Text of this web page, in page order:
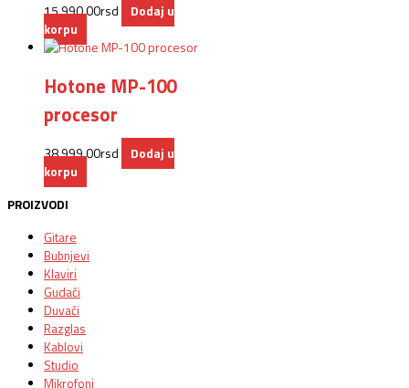
15.990,00rsd
Dodaj u
korpu
Hotone MP-100
procesor
38.999,00rsd
Dodaj u
korpu
PROIZVODI
Gitare
Bubnjevi
Klaviri
Gudači
Duvači
Razglas
Kablovi
Studio
Mikrofoni